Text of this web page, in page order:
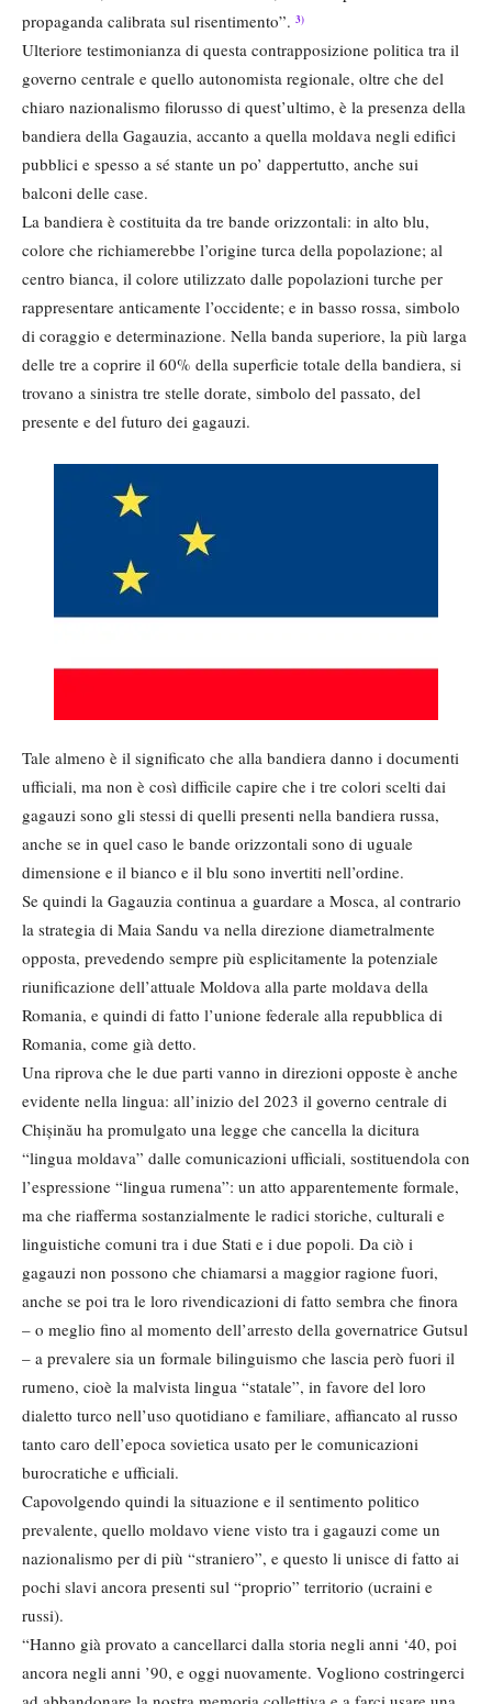
propaganda calibrata sul risentimento”. 3)
Ulteriore testimonianza di questa contrapposizione politica tra il
governo centrale e quello autonomista regionale, oltre che del
chiaro nazionalismo filorusso di quest’ultimo, è la presenza della
bandiera della Gagauzia, accanto a quella moldava negli edifici
pubblici e spesso a sé stante un po’ dappertutto, anche sui
balconi delle case.
La bandiera è costituita da tre bande orizzontali: in alto blu,
colore che richiamerebbe l’origine turca della popolazione; al
centro bianca, il colore utilizzato dalle popolazioni turche per
rappresentare anticamente l’occidente; e in basso rossa, simbolo
di coraggio e determinazione. Nella banda superiore, la più larga
delle tre a coprire il 60% della superficie totale della bandiera, si
trovano a sinistra tre stelle dorate, simbolo del passato, del
presente e del futuro dei gagauzi.
Tale almeno è il significato che alla bandiera danno i documenti
ufficiali, ma non è così difficile capire che i tre colori scelti dai
gagauzi sono gli stessi di quelli presenti nella bandiera russa,
anche se in quel caso le bande orizzontali sono di uguale
dimensione e il bianco e il blu sono invertiti nell’ordine.
Se quindi la Gagauzia continua a guardare a Mosca, al contrario
la strategia di Maia Sandu va nella direzione diametralmente
opposta, prevedendo sempre più esplicitamente la potenziale
riunificazione dell’attuale Moldova alla parte moldava della
Romania, e quindi di fatto l’unione federale alla repubblica di
Romania, come già detto.
Una riprova che le due parti vanno in direzioni opposte è anche
evidente nella lingua: all’inizio del 2023 il governo centrale di
Chișinău ha promulgato una legge che cancella la dicitura
“lingua moldava” dalle comunicazioni ufficiali, sostituendola con
l’espressione “lingua rumena”: un atto apparentemente formale,
ma che riafferma sostanzialmente le radici storiche, culturali e
linguistiche comuni tra i due Stati e i due popoli. Da ciò i
gagauzi non possono che chiamarsi a maggior ragione fuori,
anche se poi tra le loro rivendicazioni di fatto sembra che finora
– o meglio fino al momento dell’arresto della governatrice Gutsul
– a prevalere sia un formale bilinguismo che lascia però fuori il
rumeno, cioè la malvista lingua “statale”, in favore del loro
dialetto turco nell’uso quotidiano e familiare, affiancato al russo
tanto caro dell’epoca sovietica usato per le comunicazioni
burocratiche e ufficiali.
Capovolgendo quindi la situazione e il sentimento politico
prevalente, quello moldavo viene visto tra i gagauzi come un
nazionalismo per di più “straniero”, e questo li unisce di fatto ai
pochi slavi ancora presenti sul “proprio” territorio (ucraini e
russi).
“Hanno già provato a cancellarci dalla storia negli anni ‘40, poi
ancora negli anni ’90, e oggi nuovamente. Vogliono costringerci